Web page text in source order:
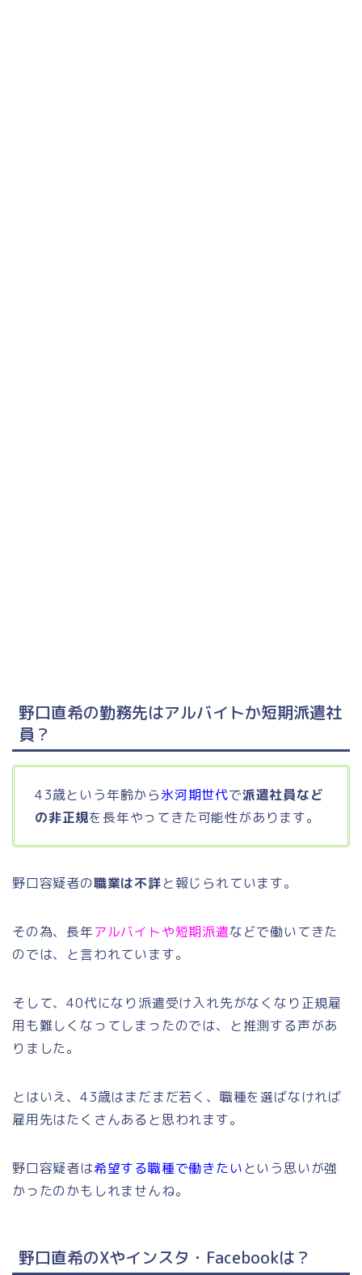
野口直希の勤務先はアルバイトか短期派遣社
員？
43歳という年齢から氷河期世代で派遣社員など
の非正規を長年やってきた可能性があります。
野口容疑者の職業は不詳と報じられています。
その為、長年アルバイトや短期派遣などで働いてきた
のでは、と言われています。
そして、40代になり派遣受け入れ先がなくなり正規雇
用も難しくなってしまったのでは、と推測する声があ
りました。
とはいえ、43歳はまだまだ若く、職種を選ばなければ
雇用先はたくさんあると思われます。
野口容疑者は希望する職種で働きたいという思いが強
かったのかもしれませんね。
野口直希のXやインスタ・Facebookは？